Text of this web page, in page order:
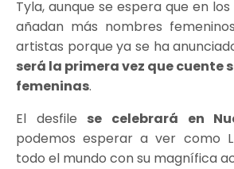
Tyla, aunque se espera que en
añadan más nombres
artistas porque ya se ha
será la primera vez que cuente
femeninas.
El desfile se celebrará en
podemos esperar a ver como
todo el mundo con su magnífica